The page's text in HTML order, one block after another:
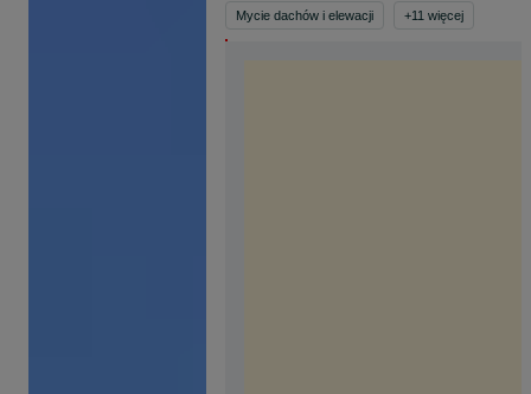
Mycie dachów i elewacji +11 więcej